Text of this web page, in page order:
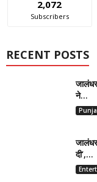
2,072
Subscribers
RECENT POSTS
ने...
दी’,...